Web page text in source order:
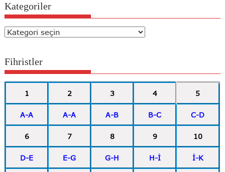
Kategoriler
Kategoriler
Fihristler
1 2 3 4 5
A-A A-A A-B B-C C-D
6 7 8 9 10
D-E E-G G-H H-İ İ-K